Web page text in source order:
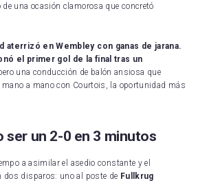
una ocasión clamorosa que concretó
aterrizó en Wembley con ganas de jarana.
el primer gol de la final tras un
pero una conducción de balón ansiosa que
mano a mano con Courtois, la oportunidad más
ser un 2-0 en 3 minutos
a asimilar el asedio constante y el
dos disparos: uno al poste de Fullkrug